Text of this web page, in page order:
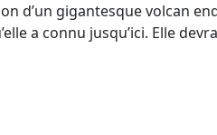
d’un gigantesque volcan
a connu jusqu’ici. Elle